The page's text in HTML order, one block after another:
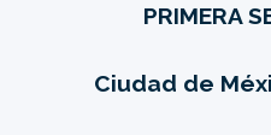
PRIMERA
Ciudad de